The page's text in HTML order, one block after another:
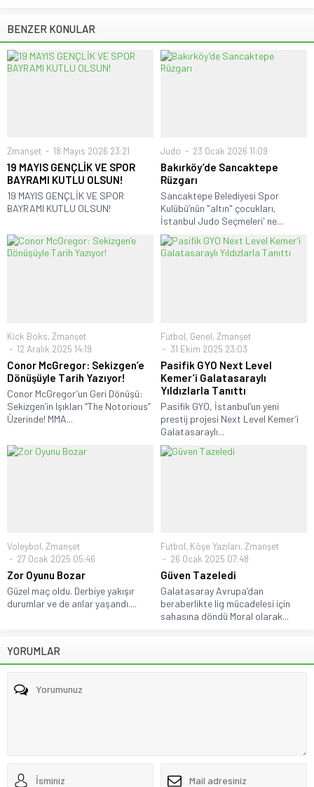
BENZER KONULAR
Zmanşet 18 Mayıs 2026 23:21
19 MAYIS GENÇLİK VE SPOR
BAYRAMI KUTLU OLSUN!
19 MAYIS GENÇLİK VE SPOR
BAYRAMI KUTLU OLSUN!
Judo 23 Ocak 2026 11:09
Bakırköy’de Sancaktepe
Rüzgarı
Sancaktepe Belediyesi Spor
Kulübü’nün "altın" çocukları,
İstanbul Judo Seçmeleri' ne...
Kick Boks, Zmanşet
12 Aralık 2025 14:19
Conor McGregor: Sekizgen’e
Dönüşüyle Tarih Yazıyor!
Conor McGregor’un Geri Dönüşü:
Sekizgen’in Işıkları “The Notorious”
Üzerinde! MMA...
Futbol, Genel, Zmanşet
31 Ekim 2025 23:03
Pasifik GYO Next Level
Kemer’i Galatasaraylı
Yıldızlarla Tanıttı
Pasifik GYO, İstanbul’un yeni
prestij projesi Next Level Kemer’i
Galatasaraylı...
Voleybol, Zmanşet
27 Ocak 2025 05:46
Zor Oyunu Bozar
Güzel maç oldu. Derbiye yakışır
durumlar ve de anlar yaşandı....
Futbol, Köşe Yazıları, Zmanşet
26 Ocak 2025 07:48
Güven Tazeledi
Galatasaray Avrupa’dan
beraberlikte lig mücadelesi için
sahasına döndü Moral olarak...
YORUMLAR